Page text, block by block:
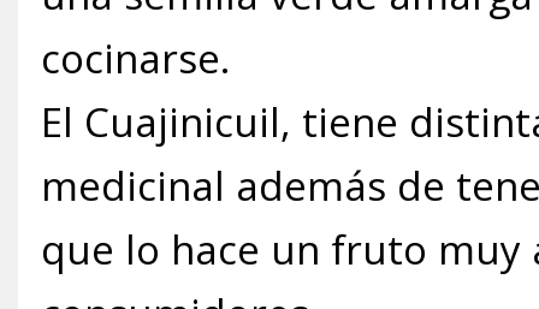
cocinarse.
El Cuajinicuil, tiene
medicinal además de
que lo hace un fruto muy